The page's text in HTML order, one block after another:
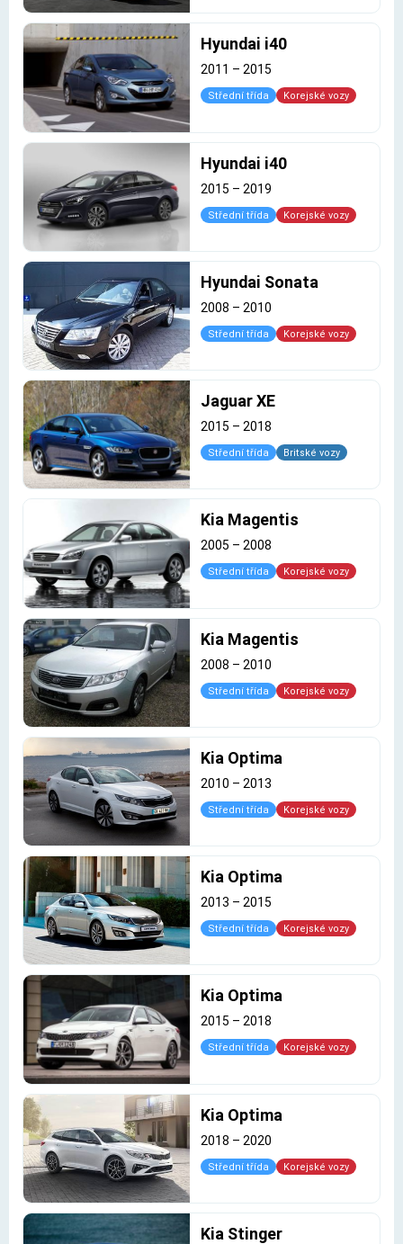
Hyundai i40
2011 – 2015
Střední třída Korejské vozy
Hyundai i40
2015 – 2019
Střední třída Korejské vozy
Hyundai Sonata
2008 – 2010
Střední třída Korejské vozy
Jaguar XE
2015 – 2018
Střední třída Britské vozy
Kia Magentis
2005 – 2008
Střední třída Korejské vozy
Kia Magentis
2008 – 2010
Střední třída Korejské vozy
Kia Optima
2010 – 2013
Střední třída Korejské vozy
Kia Optima
2013 – 2015
Střední třída Korejské vozy
Kia Optima
2015 – 2018
Střední třída Korejské vozy
Kia Optima
2018 – 2020
Střední třída Korejské vozy
Kia Stinger